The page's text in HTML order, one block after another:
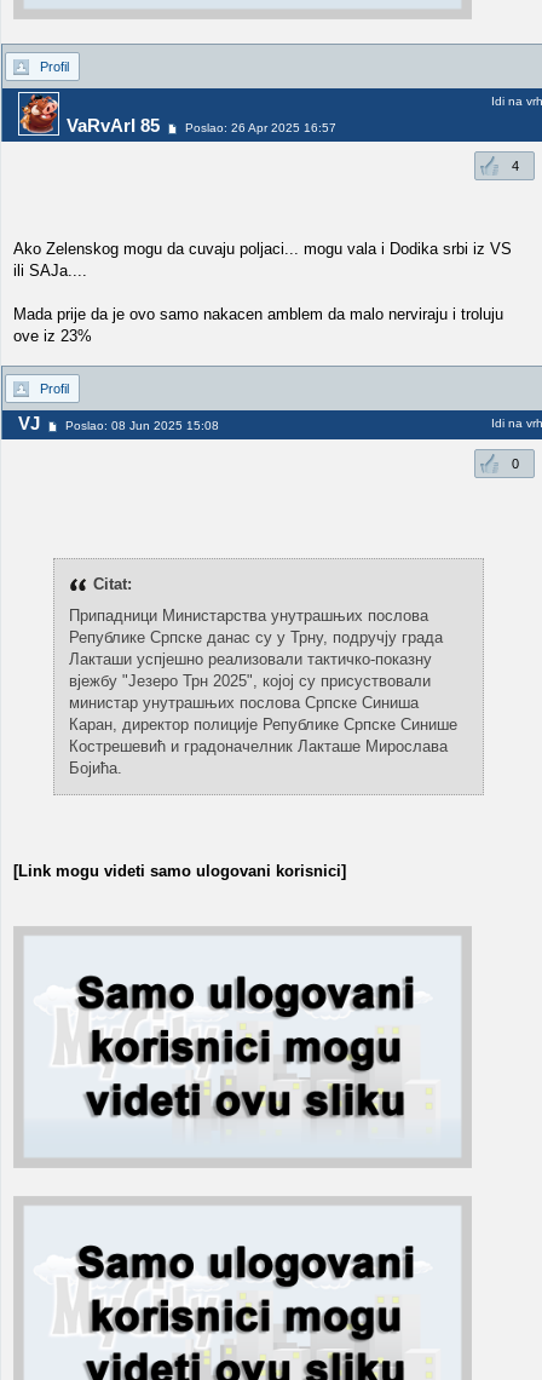
Profil
VaRvArI 85 Poslao: 26 Apr 2025 16:57
Idi na vrh
4
Ako Zelenskog mogu da cuvaju poljaci... mogu vala i Dodika srbi iz VS
ili SAJa....
Mada prije da je ovo samo nakacen amblem da malo nerviraju i troluju
ove iz 23%
Profil
VJ Poslao: 08 Jun 2025 15:08 Idi na vrh
0
Citat:
Припадници Министарства унутрашњих послова
Републике Српске данас су у Трну, подручју града
Лакташи успјешно реализовали тактичко-показну
вјежбу "Језеро Трн 2025", којој су присуствовали
министар унутрашњих послова Српске Синиша
Каран, директор полиције Републике Српске Синише
Кострешевић и градоначелник Лакташе Мирослава
Бојића.
[Link mogu videti samo ulogovani korisnici]